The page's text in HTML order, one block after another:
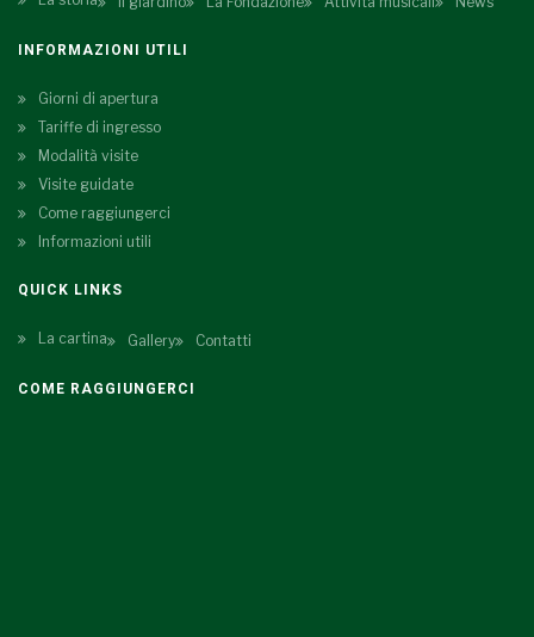
INFORMAZIONI UTILI
Giorni di apertura
Tariffe di ingresso
Modalità visite
Visite guidate
Come raggiungerci
Informazioni utili
QUICK LINKS
La cartina Gallery Contatti
COME RAGGIUNGERCI